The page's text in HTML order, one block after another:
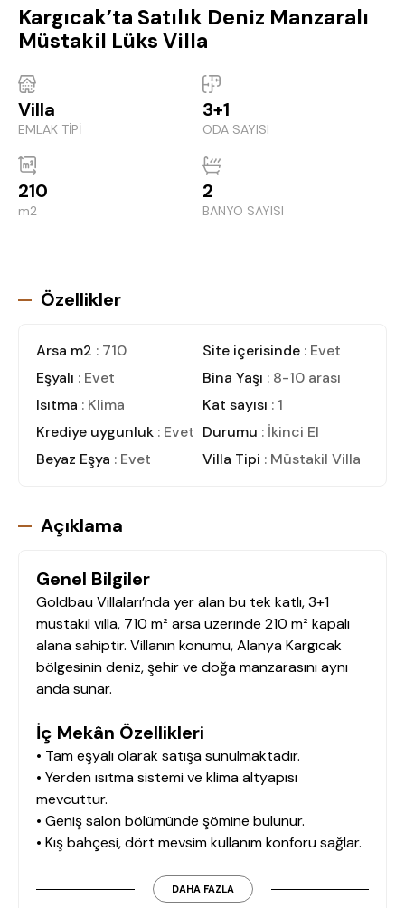
Kargıcak’ta Satılık Deniz Manzaralı
Müstakil Lüks Villa
Villa
EMLAK TİPİ
3+1
ODA SAYISI
210
m2
2
BANYO SAYISI
Özellikler
Arsa m2 : 710 Site içerisinde : Evet
Eşyalı : Evet Bina Yaşı : 8-10 arası
Isıtma : Klima Kat sayısı : 1
Krediye uygunluk : Evet Durumu : İkinci El
Beyaz Eşya : Evet Villa Tipi : Müstakil Villa
Açıklama
Genel Bilgiler
Goldbau Villaları’nda yer alan bu tek katlı, 3+1
müstakil villa, 710 m² arsa üzerinde 210 m² kapalı
alana sahiptir. Villanın konumu, Alanya Kargıcak
bölgesinin deniz, şehir ve doğa manzarasını aynı
anda sunar.
İç Mekân Özellikleri
• Tam eşyalı olarak satışa sunulmaktadır.
• Yerden ısıtma sistemi ve klima altyapısı
mevcuttur.
• Geniş salon bölümünde şömine bulunur.
• Kış bahçesi, dört mevsim kullanım konforu sağlar.
alanı sunar.
DAHA FAZLA